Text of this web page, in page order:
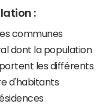
:
communes
dont la population
les différents
d'habitants